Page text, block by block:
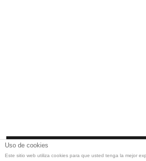
Uso de cookies
Este sitio web utiliza cookies para que usted tenga la mejor